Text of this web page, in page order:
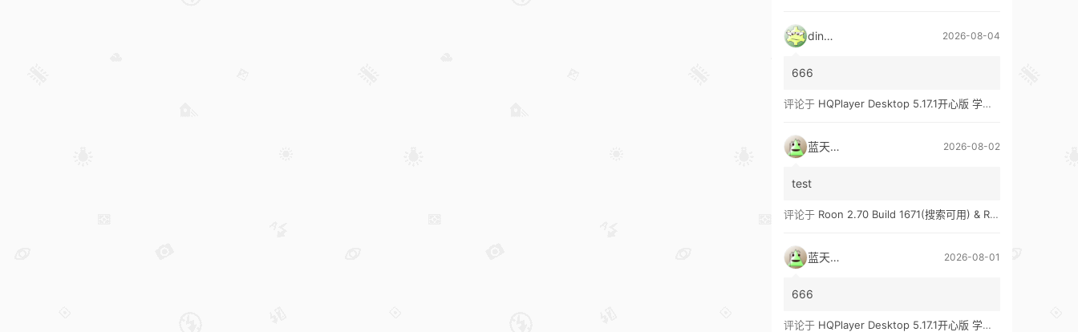
ding1 2026-08-04
666
评论于 HQPlayer Desktop 5.17.1开心版 学习版&HQPlayer Embedded 5.17.2开心版 学习版
蓝天真蓝 2026-08-02
test
评论于 Roon 2.70 Build 1671(搜索可用) & Roon 2.65 Build 1653 & Roon 1.8 Build 1151 Legacy 开心版 学习版
蓝天真蓝 2026-08-01
666
评论于 HQPlayer Desktop 5.17.1开心版 学习版&HQPlayer Embedded 5.17.2开心版 学习版